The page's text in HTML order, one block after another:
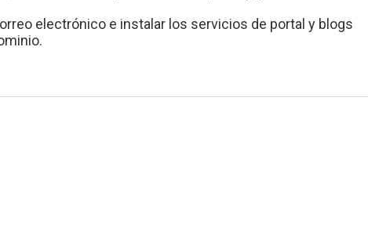
electrónico e instalar los servicios de portal y blogs